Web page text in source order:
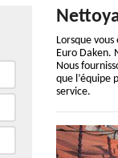
Lorsque
Euro Daken.
Nous
que l’équipe
service.